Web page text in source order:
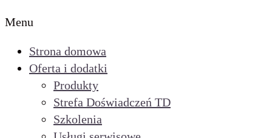
Menu
Strona domowa
Oferta i dodatki
Produkty
Strefa Doświadczeń TD
Szkolenia